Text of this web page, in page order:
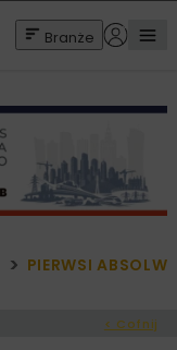
Branże
PIERWSI
< Cofnij